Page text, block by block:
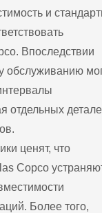
и
Впоследствии
обслуживанию
отдельных
ценят, что
Copco
Более того,